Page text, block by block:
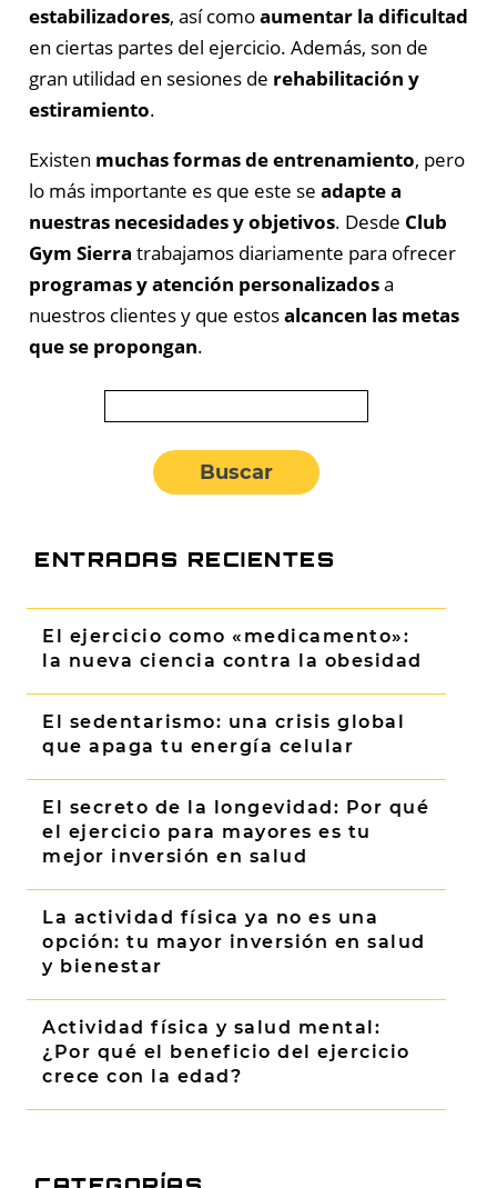
estabilizadores, así comoaumentar la dificultad
en ciertas partes del ejercicio. Además, son de
gran utilidad en sesiones de rehabilitación y
estiramiento.
Existen muchas formas de entrenamiento, pero
lo más importante es que este se adapte a
nuestras necesidades y objetivos. Desde Club
Gym Sierra trabajamos diariamente para ofrecer
programas y atención personalizadosa
nuestros clientes y que estosalcancen las metas
que se propongan.
ENTRADAS RECIENTES
El ejercicio como «medicamento»:
la nueva ciencia contra la obesidad
El sedentarismo: una crisis global
que apaga tu energía celular
El secreto de la longevidad: Por qué
el ejercicio para mayores es tu
mejor inversión en salud
La actividad física ya no es una
opción: tu mayor inversión en salud
y bienestar
Actividad física y salud mental:
¿Por qué el beneficio del ejercicio
crece con la edad?